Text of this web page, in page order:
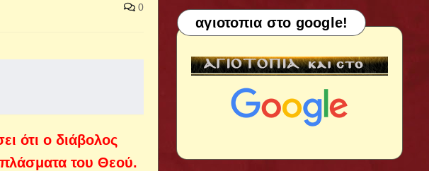
0
ότι ο διάβολος
του Θεού.
αγιοτοπια στο google!